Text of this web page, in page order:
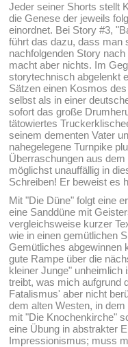
Jeder seiner Shorts stellt
die Genese der jeweils
einordnet. Bei Story #3,
führt das dazu, dass man
nachfolgenden Story
macht aber nichts. Im
storytechnisch abgelenkt
Sätzen einen Kosmos
selbst als in einer
sofort das große
tätowiertes
seinem dementen Vater
nahegelegene Turnpike
Überraschungen aus
möglichst unauffällig in
Schreiben! Er beweist es
Mit "Die Düne" folgt eine
eine Sanddüne mit
vergleichsweise kurzer
wie in einen gemütlichen
Gemütliches abgewinnen
gute Rampe über die
kleiner Junge" unheimlich
treibt, was mich aufgrund
Fatalismus' aber nicht
dem alten Westen, in
mit "Die Knochenkirche"
eine Übung in abstrakter
Impressionismus; muss